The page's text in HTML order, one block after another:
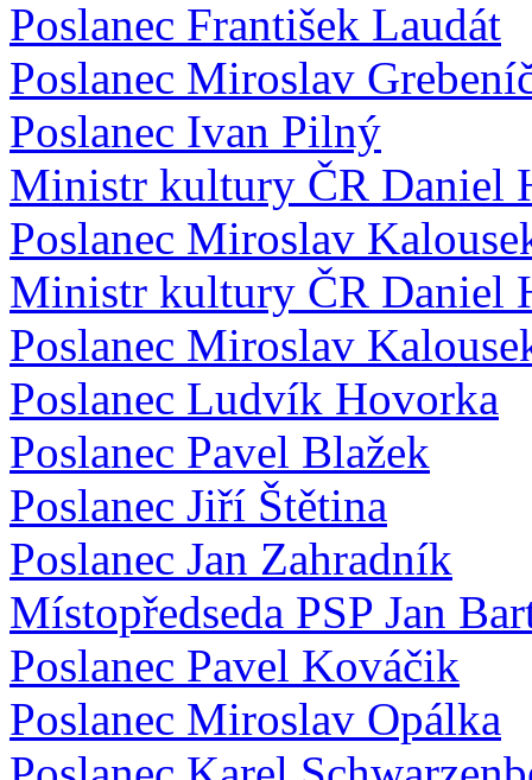
Poslanec František Laudát
Poslanec Miroslav
Poslanec Ivan Pilný
Ministr kultury ČR Daniel
Poslanec Miroslav
Ministr kultury ČR Daniel
Poslanec Miroslav
Poslanec Ludvík Hovorka
Poslanec Pavel Blažek
Poslanec Jiří Štětina
Poslanec Jan Zahradník
Místopředseda PSP Jan
Poslanec Pavel Kováčik
Poslanec Miroslav Opálka